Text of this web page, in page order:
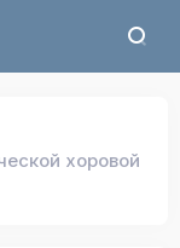
хоровой